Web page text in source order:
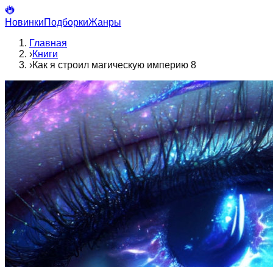
НовинкиПодборкиЖанры
Главная
›Книги
›Как я строил магическую империю 8